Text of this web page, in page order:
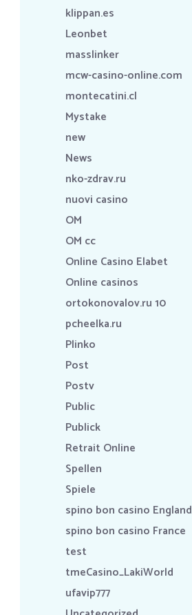
klippan.es
Leonbet
masslinker
mcw-casino-online.com
montecatini.cl
Mystake
new
News
nko-zdrav.ru
nuovi casino
OM
OM cc
Online Casino Elabet
Online casinos
ortokonovalov.ru 10
pcheelka.ru
Plinko
Post
Postv
Public
Publick
Retrait Online
Spellen
Spiele
spino bon casino England
spino bon casino France
test
tmeCasino_LakiWorld
ufavip777